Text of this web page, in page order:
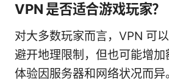
VPN 是否适合游戏玩家？
对大多数玩家而言，VPN 可以
避开地理限制，但也可能增
体验因服务器和网络状况而异